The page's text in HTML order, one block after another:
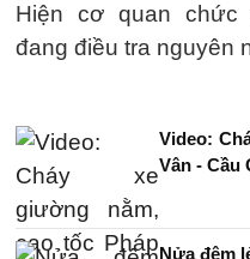
Hiện cơ quan chức
đang điều tra nguyên
Video:
Vân - Cầu
Nửa đêm